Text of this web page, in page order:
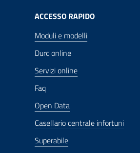
ACCESSO RAPIDO
Moduli e modelli
Durc online
Servizi online
Faq
Open Data
Casellario centrale infortuni
Superabile